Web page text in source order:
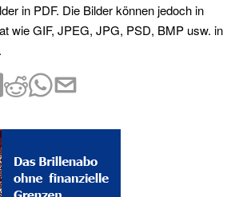
in PDF. Die Bilder können jedoch in
wie GIF, JPEG, JPG, PSD, BMP usw. in